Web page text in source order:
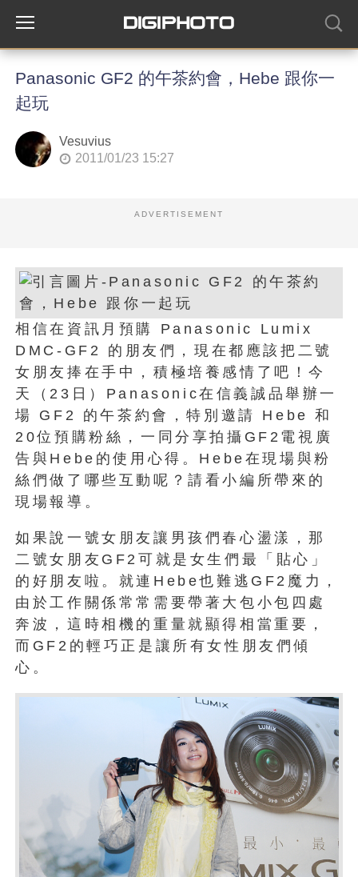
Panasonic GF2 的午茶約會，Hebe 跟你一
起玩
Vesuvius
2011/01/23 15:27
ADVERTISEMENT
相信在資訊月預購 Panasonic Lumix
DMC-GF2 的朋友們，現在都應該把二號
女朋友捧在手中，積極培養感情了吧！今
天（23日）Panasonic在信義誠品舉辦一
場 GF2 的午茶約會，特別邀請 Hebe 和
20位預購粉絲，一同分享拍攝GF2電視廣
告與Hebe的使用心得。Hebe在現場與粉
絲們做了哪些互動呢？請看小編所帶來的
現場報導。
如果說一號女朋友讓男孩們春心盪漾，那
二號女朋友GF2可就是女生們最「貼心」
的好朋友啦。就連Hebe也難逃GF2魔力，
由於工作關係常常需要帶著大包小包四處
奔波，這時相機的重量就顯得相當重要，
而GF2的輕巧正是讓所有女性朋友們傾
心。